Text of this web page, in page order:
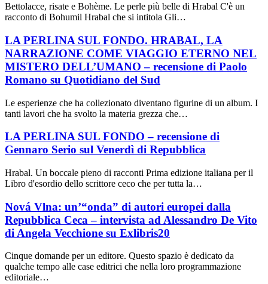
Bettolacce, risate e Bohème. Le perle più belle di Hrabal C'è un
racconto di Bohumil Hrabal che si intitola Gli…
LA PERLINA SUL FONDO. HRABAL, LA
NARRAZIONE COME VIAGGIO ETERNO NEL
MISTERO DELL’UMANO – recensione di Paolo
Romano su Quotidiano del Sud
Le esperienze che ha collezionato diventano figurine di un album. I
tanti lavori che ha svolto la materia grezza che…
LA PERLINA SUL FONDO – recensione di
Gennaro Serio sul Venerdì di Repubblica
Hrabal. Un boccale pieno di racconti Prima edizione italiana per il
Libro d'esordio dello scrittore ceco che per tutta la…
Nová Vlna: un’“onda” di autori europei dalla
Repubblica Ceca – intervista ad Alessandro De Vito
di Angela Vecchione su Exlibris20
Cinque domande per un editore. Questo spazio è dedicato da
qualche tempo alle case editrici che nella loro programmazione
editoriale…